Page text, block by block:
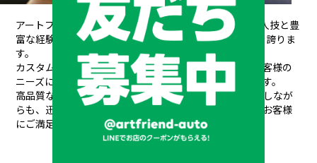
アートフレンドAUTOは、創業以来培ってきた熟練の職人技と豊
富な経験が信頼され、20年間で10,000台もの販売実績を誇りま
す。
カスタムデザインから架装、整備、車検、保険まで、お客様の
ニーズにワンストップで対応できるのが私たちの強みです。
高品質なパーツと素材を使用し、安全性や耐久性を重視しなが
らも、 迅速丁寧な対応と競争力のある価格設定で、常にお客様
にご満足いただけるサービスを提供しています。